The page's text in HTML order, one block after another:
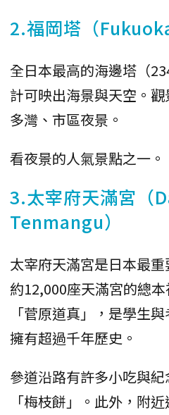
2.福岡塔（
全日本最高的海邊塔（
計可映出海景與天空。
多灣、市區夜景。
看夜景的人氣景點之一。
3.太宰府天滿宮（
Tenmangu）
太宰府天滿宮是日本最
約12,000座天滿宮的總
「菅原道真」，是學生
擁有超過千年歷史。
參道沿路有許多小吃與
「梅枝餅」。此外，附